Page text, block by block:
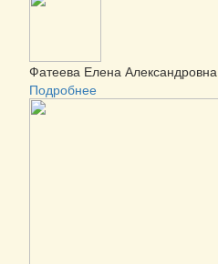
Фатеева Елена Александровна
Подробнее